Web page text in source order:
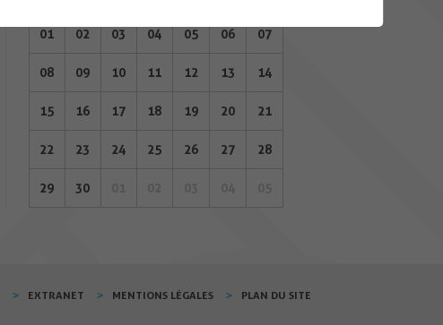
01 02 03 04 05 06 07
08 09 10 11 12 13 14
15 16 17 18 19 20 21
22 23 24 25 26 27 28
29 30
EXTRANET MENTIONS LÉGALES PLAN DU SITE